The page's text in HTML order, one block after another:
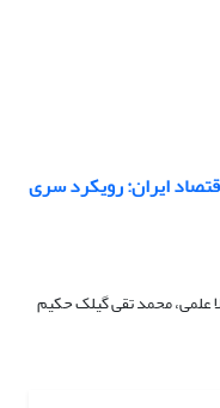
ایران: رویکرد سری
علمی، محمد تقی گیلک حکیم